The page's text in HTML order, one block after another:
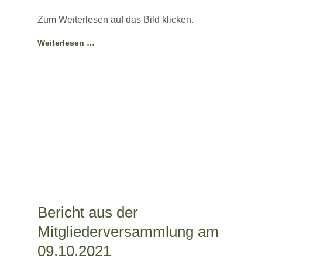
Zum Weiterlesen auf das Bild klicken.
Weiterlesen …
Bericht aus der
Mitgliederversammlung am
09.10.2021